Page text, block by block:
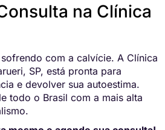
na Clínica
com a calvície. A Clínica
SP, está pronta para
e devolver sua autoestima.
todo o Brasil com a mais alta